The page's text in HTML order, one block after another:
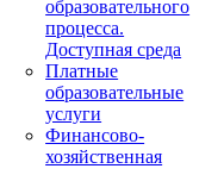
образовательного
процесса.
Доступная среда
Платные
образовательные
услуги
Финансово-
хозяйственная